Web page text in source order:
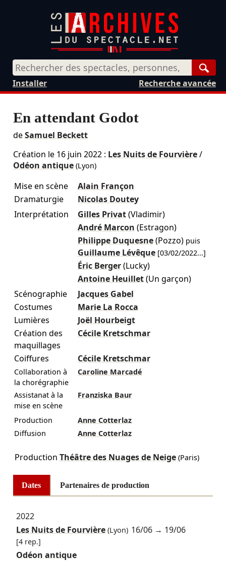
Recherche avancée
Installer
En attendant Godot
deSamuel Beckett
Création le 16 juin 2022: Les Nuits de Fourvière/
Odéon antique(Lyon)
Mise en scène
Alain Françon
Dramaturgie
Nicolas Doutey
Interprétation
Gilles Privat (Vladimir)
André Marcon (Estragon)
Philippe Duquesne (Pozzo) puis
Guillaume Lévêque [03/02/2022...]
Éric Berger (Lucky)
Antoine Heuillet (Un garçon)
Scénographie
Jacques Gabel
Costumes
Marie La Rocca
Lumières
Joël Hourbeigt
Création des
maquillages
Cécile Kretschmar
Coiffures Cécile Kretschmar
Collaboration à
la chorégraphie
Caroline Marcadé
Assistanat à la
mise en scène
Franziska Baur
Production
Anne Cotterlaz
Diffusion
Anne Cotterlaz
Production Théâtre des Nuages de Neige(Paris)
Dates Partenaires de production
2022
Les Nuits de Fourvière(Lyon) 16/06 → 19/06
[4 rep.]
Odéon antique